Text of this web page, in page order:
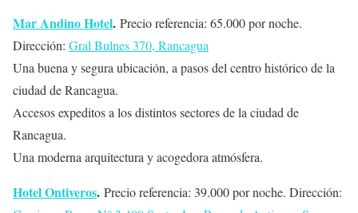
Mar Andino Hotel. Precio referencia: 65.000 por noche.
Dirección: Gral Bulnes 370, Rancagua
Una buena y segura ubicación, a pasos del centro histórico de la
ciudad de Rancagua.
Accesos expeditos a los distintos sectores de la ciudad de
Rancagua.
Una moderna arquitectura y acogedora atmósfera.
Hotel Ontiveros. Precio referencia: 39.000 por noche. Dirección: